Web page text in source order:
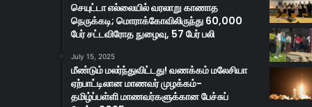
செயுட்டா எல்லையில் வரலாறு காணாத
நெருக்கடி; மொராக்கோவிலிருந்து 60,000
பேர் சட்டவிரோத நுழைவு, 57 பேர் பலி
July 15, 2025
மீண்டும் மலர்ந்துவிட்டது! வணக்கம் மலேசியா
ஏற்பாட்டிலான மாணவர் முழக்கம்-
தமிழ்ப்பள்ளி மாணவர்களுக்கான பேச்சுப்